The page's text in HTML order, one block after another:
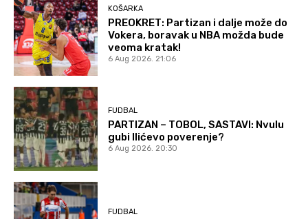
KOŠARKA
PREOKRET: Partizan i dalje može do
Vokera, boravak u NBA možda bude
veoma kratak!
6 Aug 2026. 21:06
FUDBAL
PARTIZAN – TOBOL, SASTAVI: Nvulu
gubi Ilićevo poverenje?
6 Aug 2026. 20:30
FUDBAL